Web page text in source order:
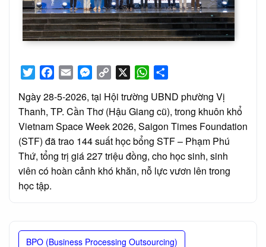
TwitterFacebook
Email Messenger
Copy
WhatsApp
Ngày 28-5-2026, tại Hội trường UBND phường Vị
Thanh, TP. Cần Thơ (Hậu Giang cũ), trong khuôn khổ
Vietnam Space Week 2026, Saigon Times Foundation
(STF) đã trao 144 suất học bổng STF – Phạm Phú
Thứ, tổng trị giá 227 triệu đồng, cho học sinh, sinh
viên có hoàn cảnh khó khăn, nỗ lực vươn lên trong
học tập.
BPO (Business Processing Outsourcing)